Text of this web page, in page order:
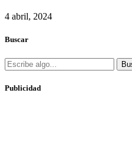
4 abril, 2024
Buscar
Publicidad